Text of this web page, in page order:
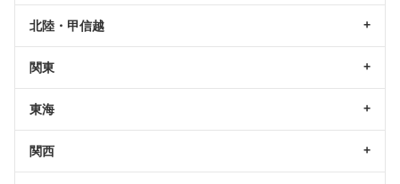
北陸・甲信越
関東
東海
関西